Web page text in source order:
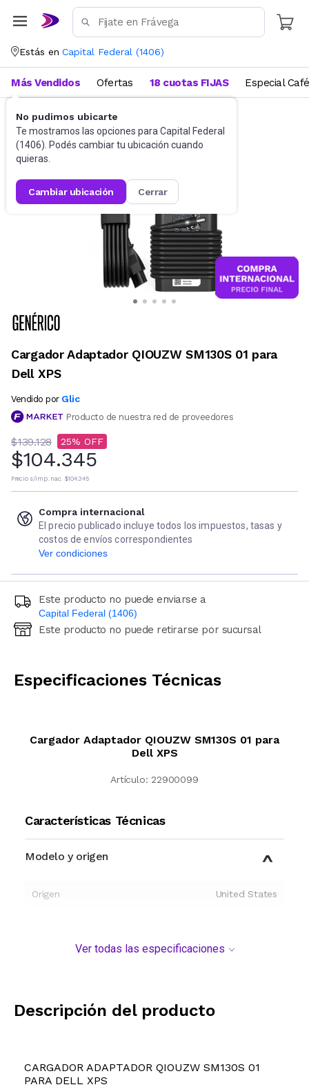
Estás en Capital Federal (1406)
No pudimos ubicarte
Te mostramos las opciones para Capital Federal
(1406). Podés cambiar tu ubicación cuando
quieras.
cambiar ubicación cerrar
Más Vendidos Ofertas 18 cuotas FIJAS Especial Café
Accesorios de Informática
Cargador Adaptador QIOUZW SM130S 01 para
Dell XPS
Vendido por Glic
Producto de nuestra red de proveedores
$139.128 25
$104.345
Precio s/imp. nac. $104.345
Compra internacional
El precio publicado incluye todos los impuestos, tasas y
costos de envíos correspondientes
Ver condiciones
Este producto no puede enviarse a
Capital Federal (1406)
Ingresá código postal (sólo números)
Este producto no puede retirarse por sucursal
Especificaciones Técnicas
Cargador Adaptador QIOUZW SM130S 01 para
Dell XPS
Artículo: 22900099
Características Técnicas
Modelo y origen
Origen United States
Ver todas las especificaciones
Descripción del producto
CARGADOR ADAPTADOR QIOUZW SM130S 01
PARA DELL XPS